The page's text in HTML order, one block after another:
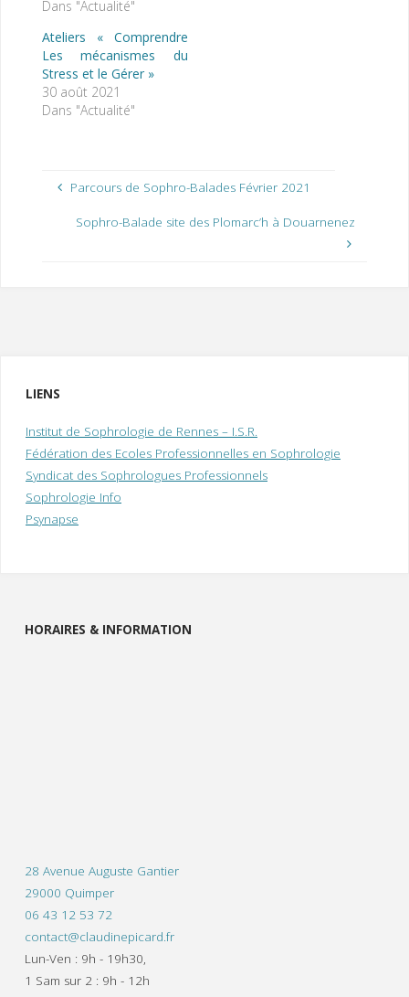
Dans "Actualité"
Ateliers « Comprendre
Les mécanismes du
Stress et le Gérer »
30 août 2021
Dans "Actualité"
Parcours de Sophro-Balades Février 2021
Sophro-Balade site des Plomarc’h à Douarnenez
LIENS
Institut de Sophrologie de Rennes – I.S.R.
Fédération des Ecoles Professionnelles en Sophrologie
Syndicat des Sophrologues Professionnels
Sophrologie Info
Psynapse
HORAIRES & INFORMATION
28 Avenue Auguste Gantier
29000 Quimper
06 43 12 53 72
contact@claudinepicard.fr
Lun-Ven : 9h - 19h30,
1 Sam sur 2 : 9h - 12h